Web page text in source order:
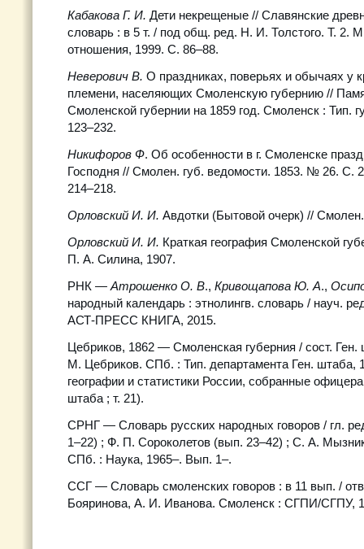
Кабакова Г. И. Дети некрещеные // Славянские
словарь : в 5 т. / под общ. ред. Н. И. Толстого. Т. 2.
отношения, 1999. С. 86–88.
Неверович В. О праздниках, поверьях и обычаях у
племени, населяющих Смоленскую губернию //
Смоленской губернии на 1859 год. Смоленск : Тип.
123–232.
Никифоров Ф. Об особенности в г. Смоленске
Господня // Смолен. губ. ведомости. 1853. № 26. С.
214–218.
Орловский И. И. Авдотки (Бытовой очерк) //
Орловский И. И. Краткая география Смоленской
П. А. Силина, 1907.
РНК — Атрошенко О. В., Кривощапова Ю. А.,
народный календарь : этнолингв. словарь / науч.
АСТ-ПРЕСС КНИГА, 2015.
Цебриков, 1862 — Смоленская губерния / сост.
М. Цебриков. СПб. : Тип. департамента Ген. штаба,
географии и статистики России, собранные
штаба ; т. 21).
СРНГ — Словарь русских народных говоров / гл.
1–22) ; Ф. П. Сороколетов (вып. 23–42) ; С. А.
СПб. : Наука, 1965–. Вып. 1–.
ССГ — Словарь смоленских говоров : в 11 вып. /
Бояринова, А. И. Иванова. Смоленск : СГПИ/СГПУ,